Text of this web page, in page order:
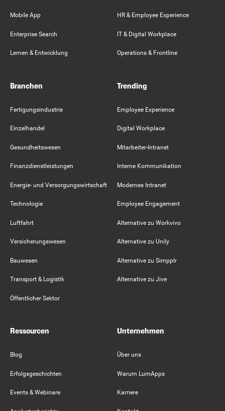
Mobile App
Enterprise Search
Lernen & Entwicklung
HR & Employee Experience
IT & Digital Workplace
Operations & Frontline
Branchen
Fertigungsindustrie
Einzelhandel
Gesundheitswesen
Finanzdienstleistungen
Energie- und Versorgungswirtschaft
Technologie
Luftfahrt
Versicherungswesen
Bauwesen
Transport & Logistik
Öffentlicher Sektor
Trending
Employee Experience
Digital Workplace
Mitarbeiter-Intranet
Interne Kommunikation
Modernes Intranet
Employee Engagement
Alternative zu Workvivo
Alternative zu Unily
Alternative zu Simpplr
Alternative zu Jive
Ressourcen
Blog
Erfolgsgeschichten
Events & Webinare
Unternehmen
Über uns
Warum LumApps
Karriere